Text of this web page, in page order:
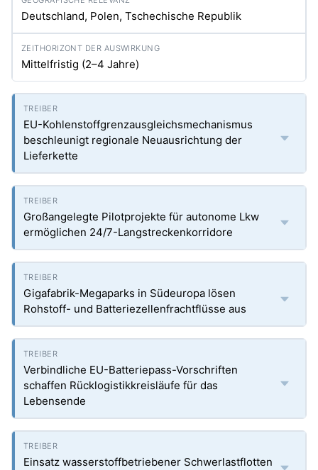
Deutschland, Polen, Tschechische Republik
Mittelfristig (2–4 Jahre)
EU-Kohlenstoffgrenzausgleichsmechanismus
beschleunigt regionale Neuausrichtung der
Lieferkette
Großangelegte Pilotprojekte für autonome Lkw
ermöglichen 24/7-Langstreckenkorridore
Gigafabrik-Megaparks in Südeuropa lösen
Rohstoff- und Batteriezellenfrachtflüsse aus
Verbindliche EU-Batteriepass-Vorschriften
schaffen Rücklogistikkreisläufe für das
Lebensende
Einsatz wasserstoffbetriebener Schwerlastflotten